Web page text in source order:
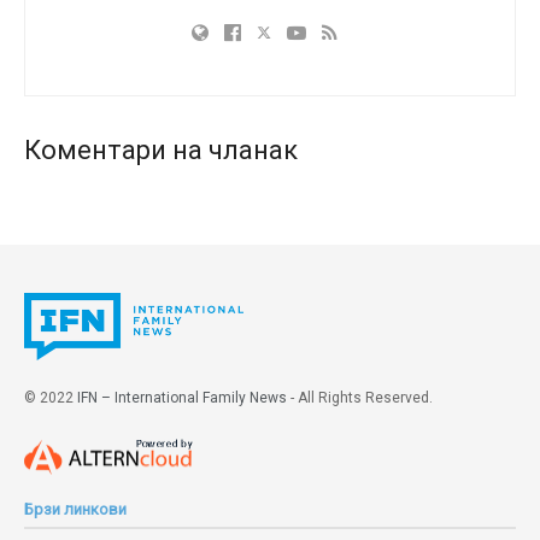
је иницијативу широм земље у којој је на хиљаде
систему. Процурели аудио-снимак наставника који
критикује муслиманске ученике због тога што су
протесте подстакла америчка десница и да се
материјал са интернета користи као оружје у овој
навео да по исламском учењу, ЛГБТ идеологија
представља грех.
Коментари на чланак
© 2022 IFN – International Family News - All Rights Reserved.
Брзи линкови